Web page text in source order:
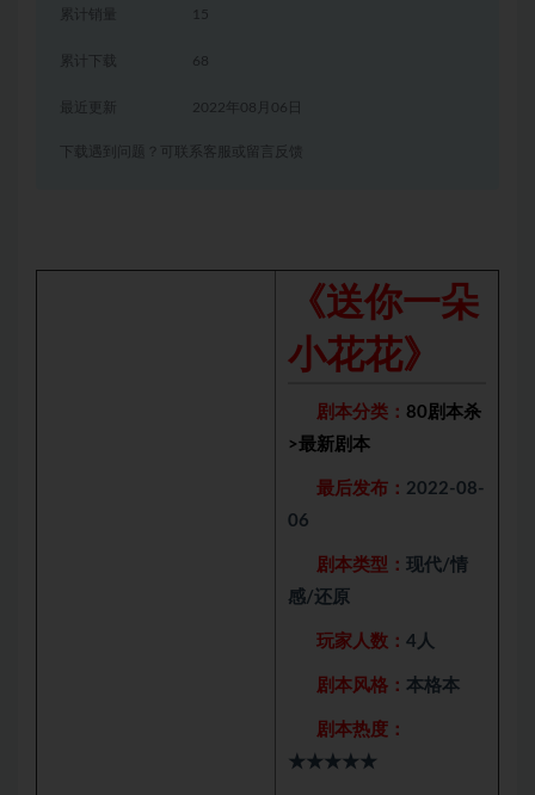
累计销量 15
累计下载 68
2022年08月06日
下载遇到问题？可联系客服或留言反馈
《送你一朵
小花花》
剧本分类： 80剧本杀
>最新剧本
最后发布： 2022-08-
06
剧本类型： 现代/情
感/还原
玩家人数： 4人
剧本风格： 本格本
剧本热度：
★★★★★